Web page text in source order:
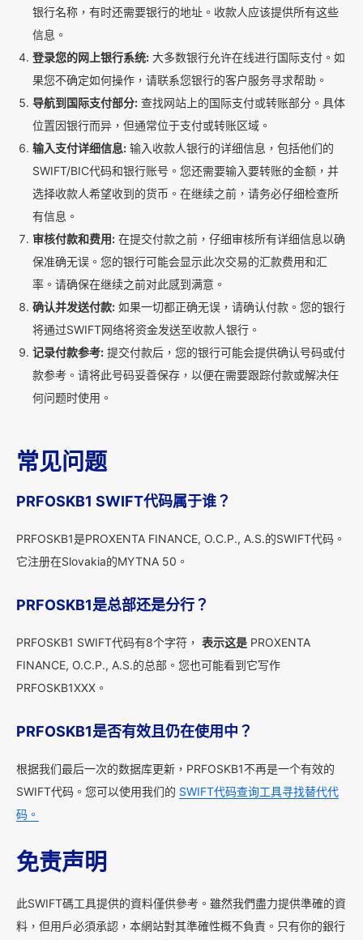
银行名称，有时还需要银行的地址。收款人应该提供所有这些
信息。
登录您的网上银行系统: 大多数银行允许在线进行国际支付。如
果您不确定如何操作，请联系您银行的客户服务寻求帮助。
导航到国际支付部分: 查找网站上的国际支付或转账部分。具体
位置因银行而异，但通常位于支付或转账区域。
输入支付详细信息: 输入收款人银行的详细信息，包括他们的
SWIFT/BIC代码和银行账号。您还需要输入要转账的金额，并
选择收款人希望收到的货币。在继续之前，请务必仔细检查所
有信息。
审核付款和费用: 在提交付款之前，仔细审核所有详细信息以确
保准确无误。您的银行可能会显示此次交易的汇款费用和汇
率。请确保在继续之前对此感到满意。
确认并发送付款: 如果一切都正确无误，请确认付款。您的银行
将通过SWIFT网络将资金发送至收款人银行。
记录付款参考: 提交付款后，您的银行可能会提供确认号码或付
款参考。请将此号码妥善保存，以便在需要跟踪付款或解决任
何问题时使用。
常见问题
PRFOSKB1 SWIFT代码属于谁？
PRFOSKB1是PROXENTA FINANCE, O.C.P., A.S.的SWIFT代码。
它注册在Slovakia的MYTNA 50。
PRFOSKB1是总部还是分行？
PRFOSKB1 SWIFT代码有8个字符， 表示这是 PROXENTA
FINANCE, O.C.P., A.S.的总部。您也可能看到它写作
PRFOSKB1XXX。
PRFOSKB1是否有效且仍在使用中？
根据我们最后一次的数据库更新，PRFOSKB1不再是一个有效的
SWIFT代码。您可以使用我们的 SWIFT代码查询工具寻找替代代
码。
免责声明
此SWIFT碼工具提供的資料僅供參考。雖然我們盡力提供準確的資
料，但用戶必須承認，本網站對其準確性概不負責。只有你的銀行